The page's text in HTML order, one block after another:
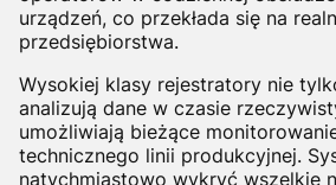
urządzeń, co przekłada się na
przedsiębiorstwa.
Wysokiej klasy rejestratory nie
analizują dane w czasie
umożliwiają bieżące
technicznego linii produkcyjnej.
natychmiastowo wykryć wszelkie